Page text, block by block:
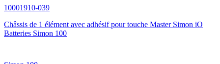
10001910-039
Châssis de 1 élément avec adhésif pour touche Master Simon iO
Batteries Simon 100